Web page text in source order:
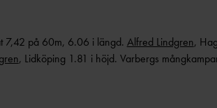
7,42 på 60m, 6.06 i längd. Alfred Lindgren,
, Lidköping 1.81 i höjd. Varbergs